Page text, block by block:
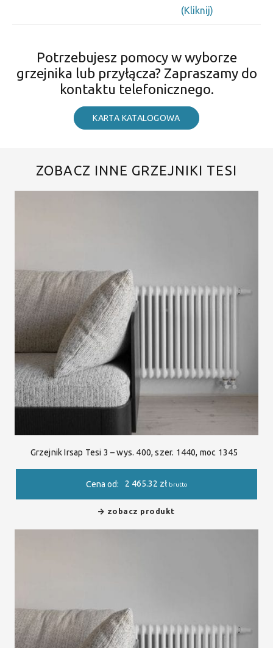
(Kliknij)
Potrzebujesz pomocy w wyborze
grzejnika lub przyłącza? Zapraszamy do
kontaktu telefonicznego.
KARTA KATALOGOWA
ZOBACZ INNE GRZEJNIKI TESI
Grzejnik Irsap Tesi 3 – wys. 400, szer. 1440, moc 1345
Cena od: 2 465.32 zł brutto
zobacz produkt